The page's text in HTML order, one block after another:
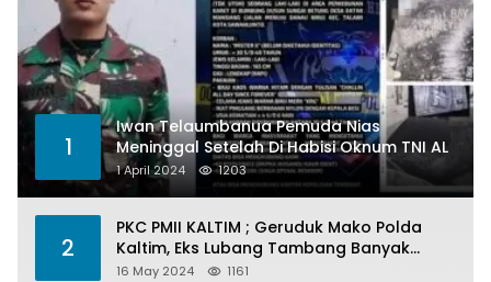
1
Iwan Telaumbanua Pemuda Nias
Meninggal Setelah Di Habisi Oknum TNI AL
1 April 2024 1203
2
PKC PMII KALTIM ; Geruduk Mako Polda
Kaltim, Eks Lubang Tambang Banyak
Menelan Korban
16 May 2024 1161